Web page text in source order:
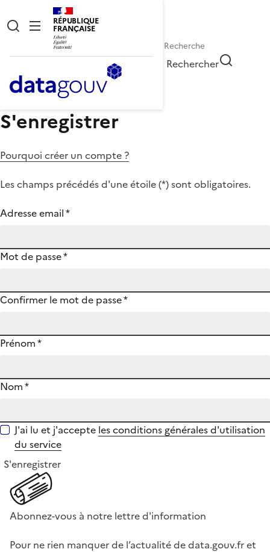
RÉPUBLIQUE
FRANÇAISE
Rechercher
S'enregistrer
Pourquoi créer un compte ?
Les champs précédés d'une étoile (*) sont obligatoires.
Adresse email*
Mot de passe*
Confirmer le mot de passe*
Prénom*
Nom*
J'ai lu et j'accepte les conditions générales d'utilisation
du service
S'enregistrer
Abonnez-vous à notre lettre d'information
Pour ne rien manquer de l’actualité de data.gouv.fr et